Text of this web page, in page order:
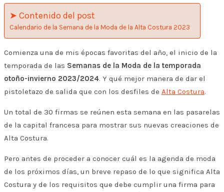
➤ Contenido del post
Calendario de la Semana de la Moda de la Alta Costura 2023
Comienza una de mis épocas favoritas del año, el inicio de la
temporada de las Semanas de la Moda de la temporada
otoño-invierno 2023/2024. Y qué mejor manera de dar el
pistoletazo de salida que con los desfiles de Alta Costura.
Un total de 30 firmas se reúnen esta semana en las pasarelas
de la capital francesa para mostrar sus nuevas creaciones de
Alta Costura.
Pero antes de proceder a conocer cuál es la agenda de moda
de los próximos días, un breve repaso de lo que significa Alta
Costura y de los requisitos que debe cumplir una firma para